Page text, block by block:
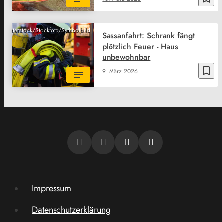
Shutterstock/Stockfoto/Symbolbild
bookmark_border
9. März 2026
Sassanfahrt: Schrank fängt
plötzlich Feuer - Haus
unbewohnbar
Impressum
Datenschutzerklärung